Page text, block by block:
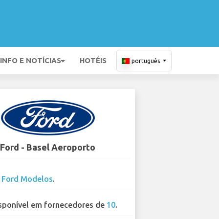
INFO E NOTÍCIAS HOTÉIS português
Ford - Basel Aeroporto
Ford Modelos.
em fornecedores de 10.